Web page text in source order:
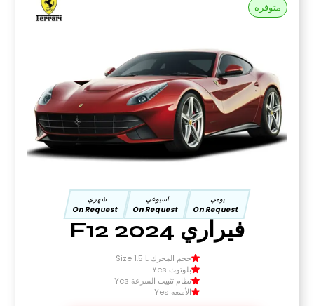
متوفرة
يومي
On Request
اسبوعي
On Request
شهري
On Request
فيراري F12 2024
حجم المحرك Size 1.5 L
بلوتوث Yes
نظام تثبيت السرعة Yes
الأمتعة Yes